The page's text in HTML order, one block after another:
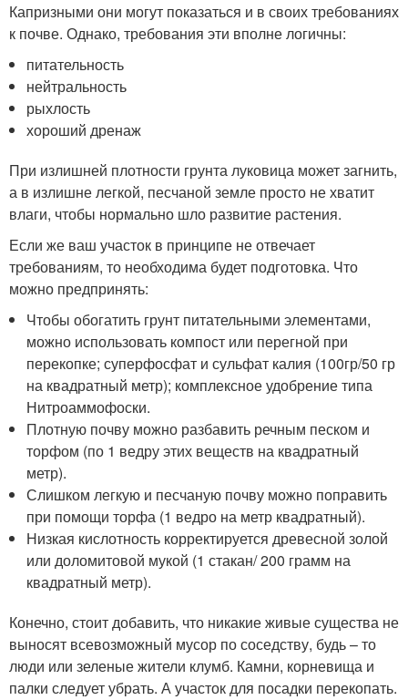
Капризными они могут показаться и в своих требованиях
к почве. Однако, требования эти вполне логичны:
питательность
нейтральность
рыхлость
хороший дренаж
При излишней плотности грунта луковица может загнить,
а в излишне легкой, песчаной земле просто не хватит
влаги, чтобы нормально шло развитие растения.
Если же ваш участок в принципе не отвечает
требованиям, то необходима будет подготовка. Что
можно предпринять:
Чтобы обогатить грунт питательными элементами,
можно использовать компост или перегной при
перекопке; суперфосфат и сульфат калия (100гр/50 гр
на квадратный метр); комплексное удобрение типа
Нитроаммофоски.
Плотную почву можно разбавить речным песком и
торфом (по 1 ведру этих веществ на квадратный
метр).
Слишком легкую и песчаную почву можно поправить
при помощи торфа (1 ведро на метр квадратный).
Низкая кислотность корректируется древесной золой
или доломитовой мукой (1 стакан/ 200 грамм на
квадратный метр).
Конечно, стоит добавить, что никакие живые существа не
выносят всевозможный мусор по соседству, будь – то
люди или зеленые жители клумб. Камни, корневища и
палки следует убрать. А участок для посадки перекопать.